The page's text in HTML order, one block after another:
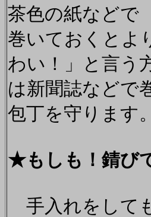
茶色の紙などで
巻いておくとよ
わい！」と言う
は新聞誌などで
包丁を守ります。
★もしも！錆び
手入れをして